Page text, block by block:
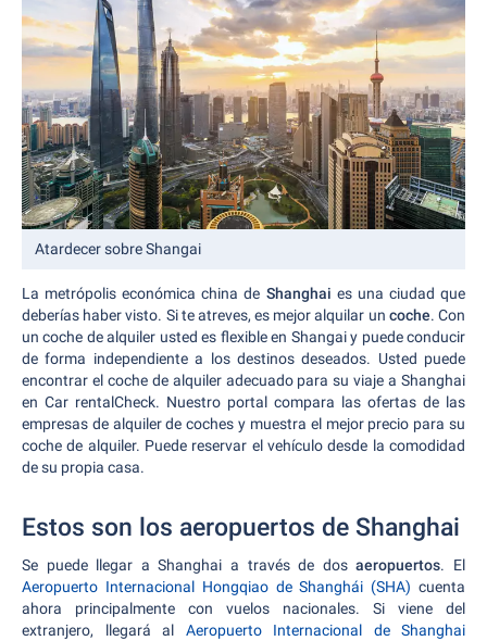
Atardecer sobre Shangai
La metrópolis económica china de Shanghai es una ciudad que
deberías haber visto. Si te atreves, es mejor alquilar un coche. Con
un coche de alquiler usted es flexible en Shangai y puede conducir
de forma independiente a los destinos deseados. Usted puede
encontrar el coche de alquiler adecuado para su viaje a Shanghai
en Car rentalCheck. Nuestro portal compara las ofertas de las
empresas de alquiler de coches y muestra el mejor precio para su
coche de alquiler. Puede reservar el vehículo desde la comodidad
de su propia casa.
Estos son los aeropuertos de Shanghai
Se puede llegar a Shanghai a través de dosaeropuertos. El
Aeropuerto Internacional Hongqiao de Shanghái (SHA) cuenta
ahora principalmente con vuelos nacionales. Si viene del
extranjero, llegará al Aeropuerto Internacional de Shanghai